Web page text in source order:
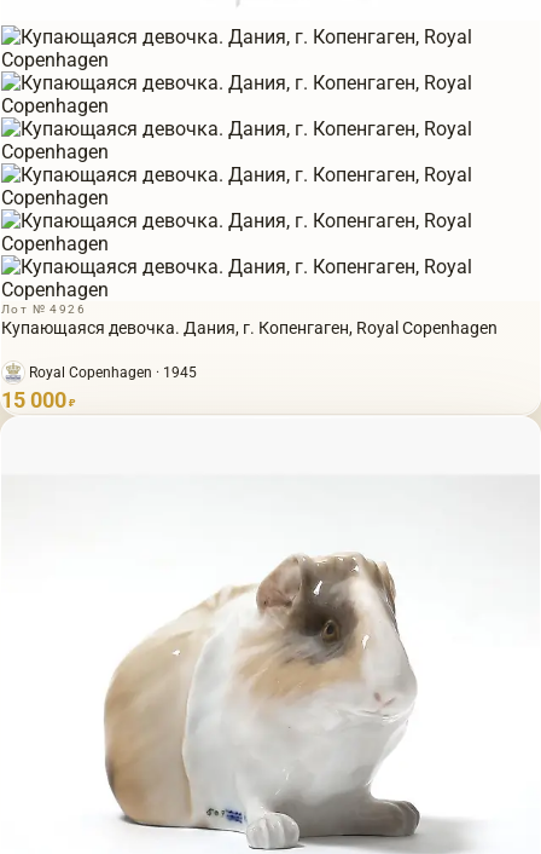
Лот № 4926
Купающаяся девочка. Дания, г. Копенгаген, Royal Copenhagen
Royal Copenhagen · 1945
15 000 ₽